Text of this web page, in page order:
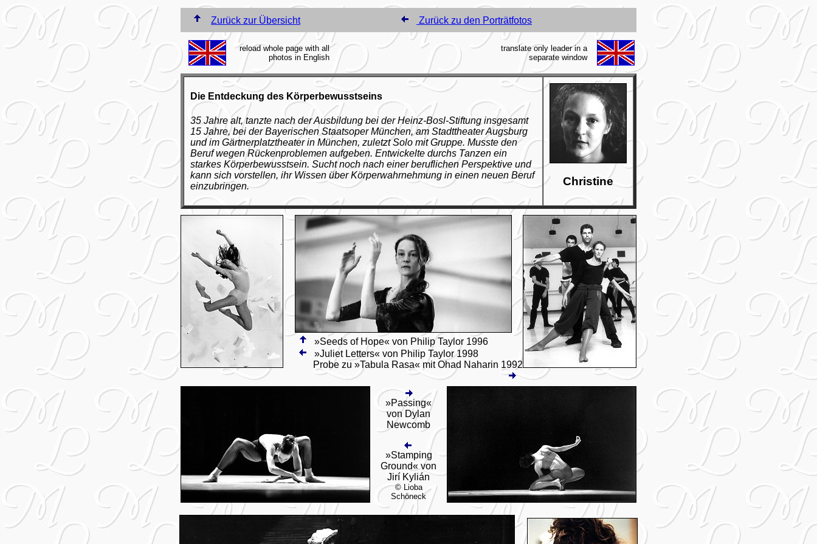
Zurück zur Übersicht Zurück zu den Porträtfotos
reload whole page with all
photos in English
translate only leader in a
separate window
Die Entdeckung des Körperbewusstseins
35 Jahre alt, tanzte nach der Ausbildung bei der Heinz-Bosl-Stiftung insgesamt
15 Jahre, bei der Bayerischen Staatsoper München, am Stadttheater Augsburg
und im Gärtnerplatztheater in München, zuletzt Solo mit Gruppe. Musste den
Beruf wegen Rückenproblemen aufgeben. Entwickelte durchs Tanzen ein
starkes Körperbewusstsein. Sucht noch nach einer beruflichen Perspektive und
kann sich vorstellen, ihr Wissen über Körperwahrnehmung in einen neuen Beruf
einzubringen.
Christine
»Seeds of Hope« von Philip Taylor 1996
»Juliet Letters« von Philip Taylor 1998
Probe zu »Tabula Rasa« mit Ohad Naharin 1992
»Passing«
von Dylan
Newcomb
»Stamping
Ground« von
Jirí Kylián
© Lioba
Schöneck